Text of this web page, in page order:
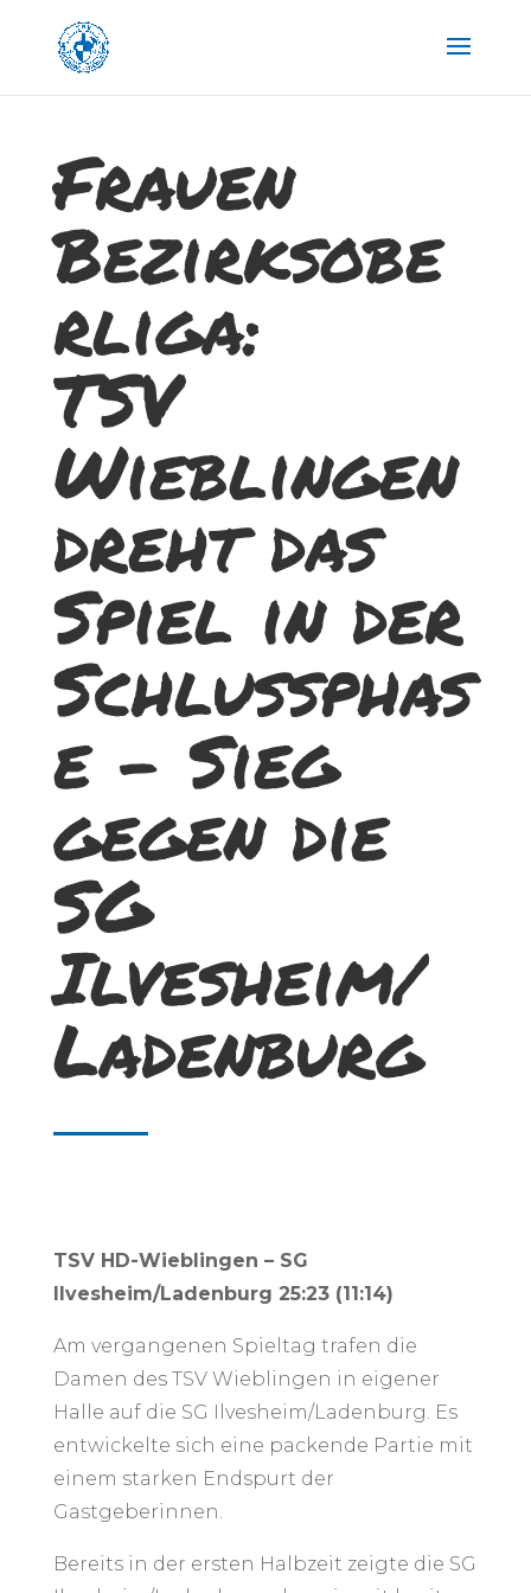
Frauen
Bezirksobe
rliga:
TSV
Wieblingen
dreht das
Spiel in der
Schlussphas
e – Sieg
gegen die
SG
Ilvesheim/
Ladenburg
TSV HD-Wieblingen – SG
Ilvesheim/Ladenburg 25:23 (11:14)
Am vergangenen Spieltag trafen die
Damen des TSV Wieblingen in eigener
Halle auf die SG Ilvesheim/Ladenburg. Es
entwickelte sich eine packende Partie mit
einem starken Endspurt der
Gastgeberinnen.
Bereits in der ersten Halbzeit zeigte die SG